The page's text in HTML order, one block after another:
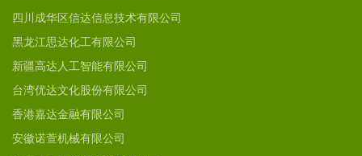
四川成华区信达信息技术有限公司
黑龙江思达化工有限公司
新疆高达人工智能有限公司
台湾优达文化股份有限公司
香港嘉达金融有限公司
安徽诺萱机械有限公司